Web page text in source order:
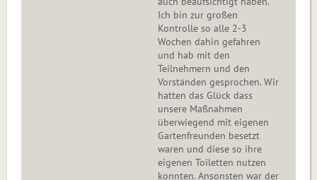
Ich bin zur großen
Kontrolle so alle 2-3
Wochen dahin gefahren
und hab mit den
Teilnehmern und den
Vorständen gesprochen. Wir
hatten das Glück dass
unsere Maßnahmen
überwiegend mit eigenen
Gartenfreunden besetzt
waren und diese so ihre
eigenen Toiletten nutzen
konnten. Ansonsten war der